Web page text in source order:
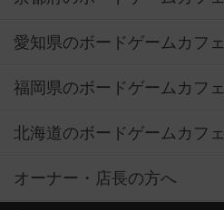
愛知県のボードゲームカフェ
福岡県のボードゲームカフェ
北海道のボードゲームカフェ
オーナー・店長の方へ